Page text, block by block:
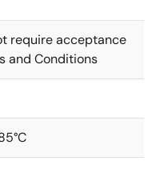
require acceptance
and Conditions